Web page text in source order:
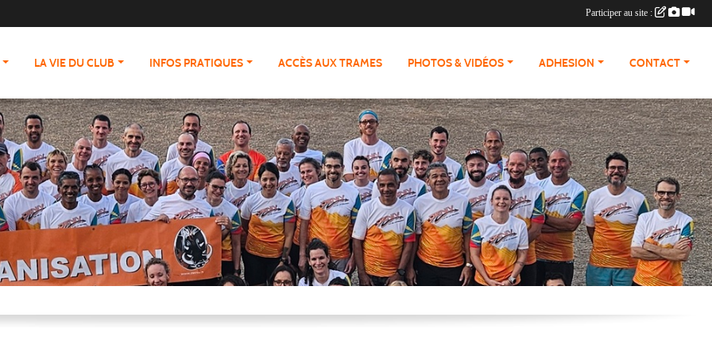
LA VIE DU CLUB INFOS PRATIQUES ACCÈS AUX TRAMES PHOTOS & VIDÉOS ADHESION CONTACT
Participer au site :